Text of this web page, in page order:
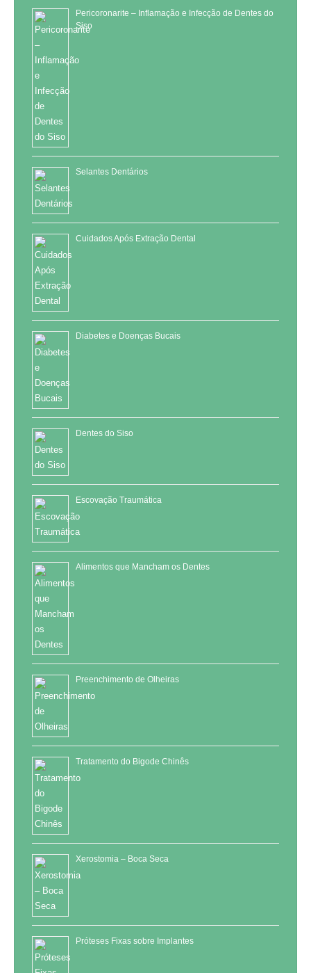
Pericoronarite – Inflamação e Infecção de Dentes do
Siso
Selantes Dentários
Cuidados Após Extração Dental
Diabetes e Doenças Bucais
Dentes do Siso
Escovação Traumática
Alimentos que Mancham os Dentes
Preenchimento de Olheiras
Tratamento do Bigode Chinês
Xerostomia – Boca Seca
Próteses Fixas sobre Implantes